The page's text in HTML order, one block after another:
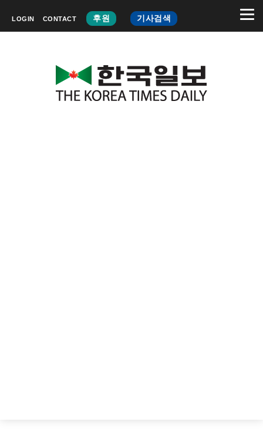
LOGIN CONTACT 후원 기사검색